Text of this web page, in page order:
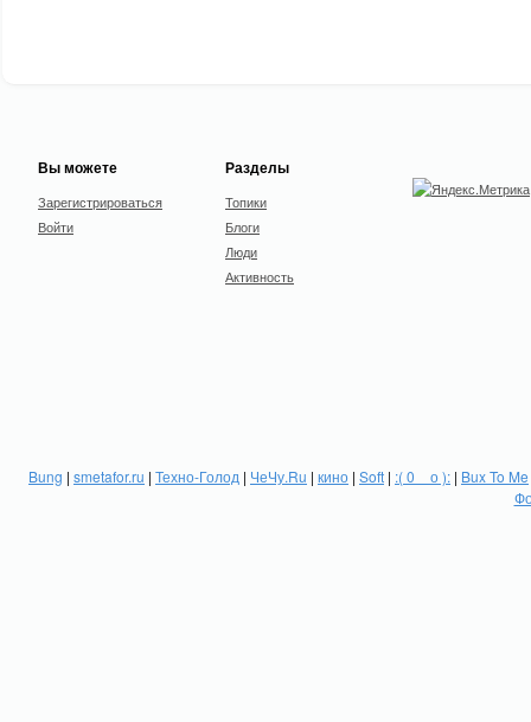
Вы можете
Зарегистрироваться
Войти
Разделы
Топики
Блоги
Люди
Активность
Bung | smetafor.ru | Техно-Голод | ЧеЧу.Ru | кино | Soft | :( 0 _ о ): | Bux To Me